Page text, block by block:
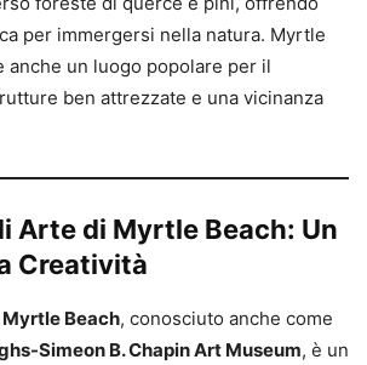
per immergersi nella natura. Myrtle
anche un luogo popolare per il
ben attrezzate e una vicinanza
Arte di Myrtle Beach: Un
Creatività
Beach, conosciuto anche come
Simeon B. Chapin Art Museum, è un